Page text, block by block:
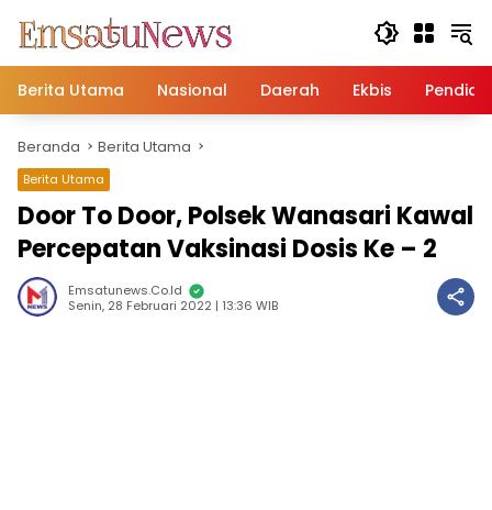
konten
Berita Utama
Nasional Daerah Ekbis
Beranda Berita Utama
Berita Utama
Door To Door, Polsek Wanasari Kawal
Percepatan Vaksinasi Dosis Ke – 2
Emsatunews.co.id
Senin, 28 Februari 2022 | 13:36 WIB